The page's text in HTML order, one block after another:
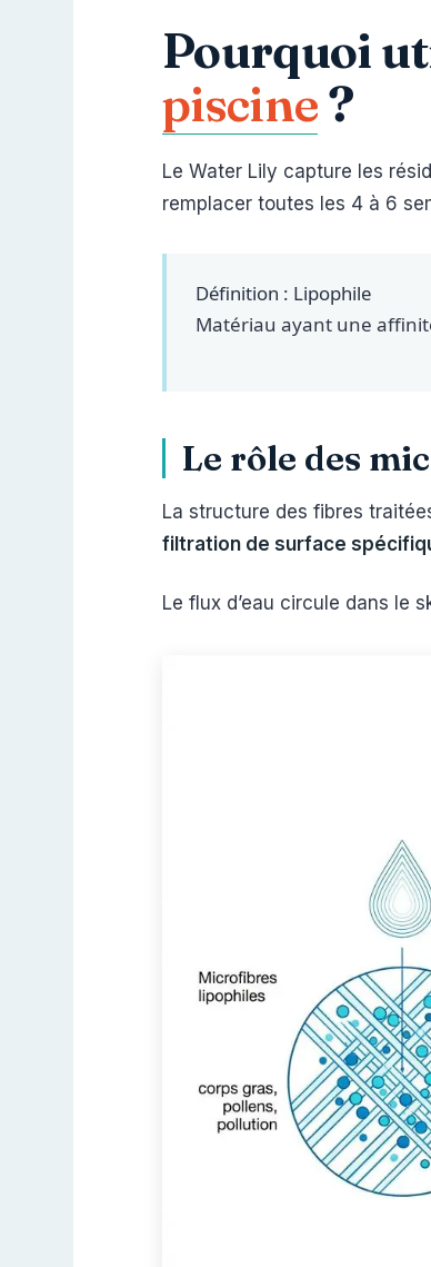
Pourquoi
piscine?
Le Water Lily capture les
remplacer toutes les 4 à 6
Définition : Lipophile
Matériau ayant une
Le rôle des
La structure des fibres
filtration de surface
Le flux d’eau circule dans le